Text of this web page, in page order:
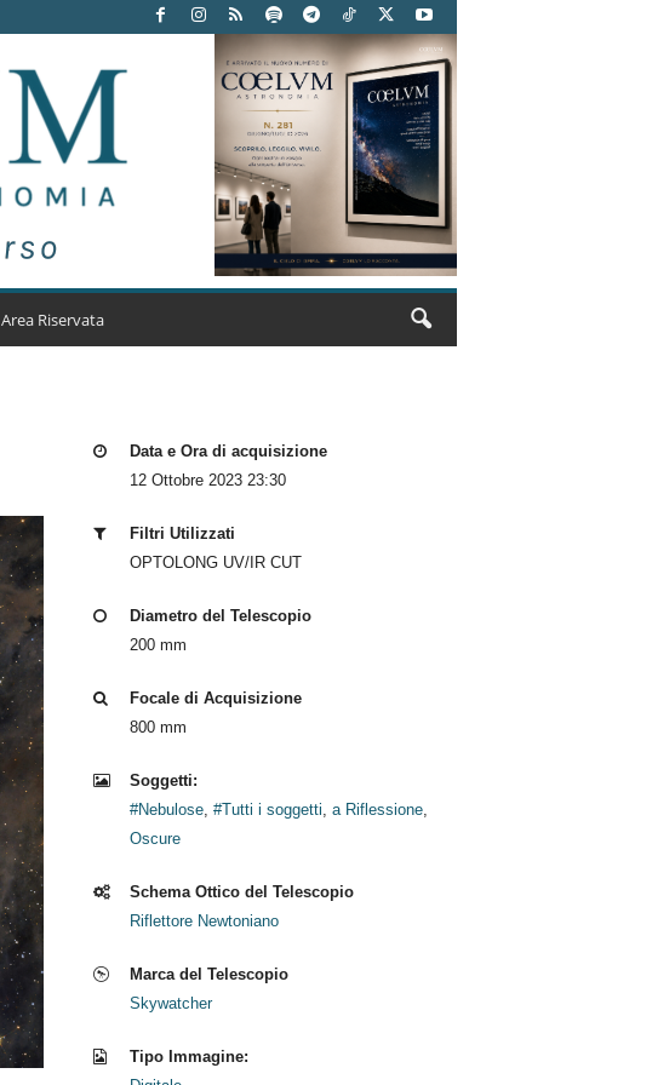
Area Riservata
Data e Ora di acquisizione
12 Ottobre 2023 23:30
Filtri Utilizzati
OPTOLONG UV/IR CUT
Diametro del Telescopio
200 mm
Focale di Acquisizione
800 mm
Soggetti:
#Nebulose, #Tutti i soggetti, a Riflessione,
Oscure
Schema Ottico del Telescopio
Riflettore Newtoniano
Marca del Telescopio
Skywatcher
Tipo Immagine: